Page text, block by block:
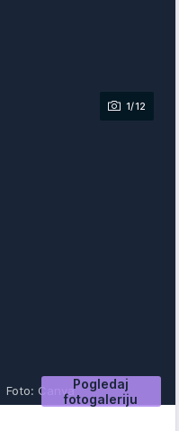
1/12
Pogledaj
fotogaleriju
Foto: Canva